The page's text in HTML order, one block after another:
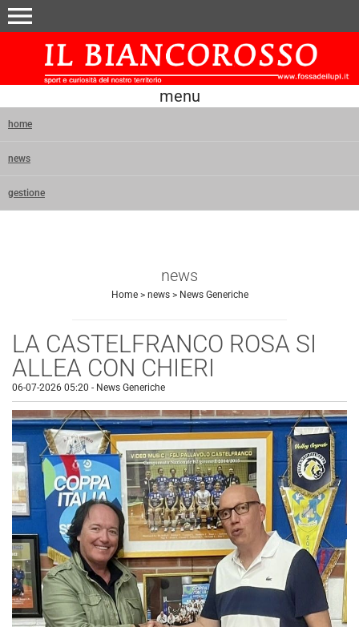
menu
menu
home
news
gestione
news
Home> news> News Generiche
LA CASTELFRANCO ROSA SI
ALLEA CON CHIERI
06-07-2026 05:20 - News Generiche